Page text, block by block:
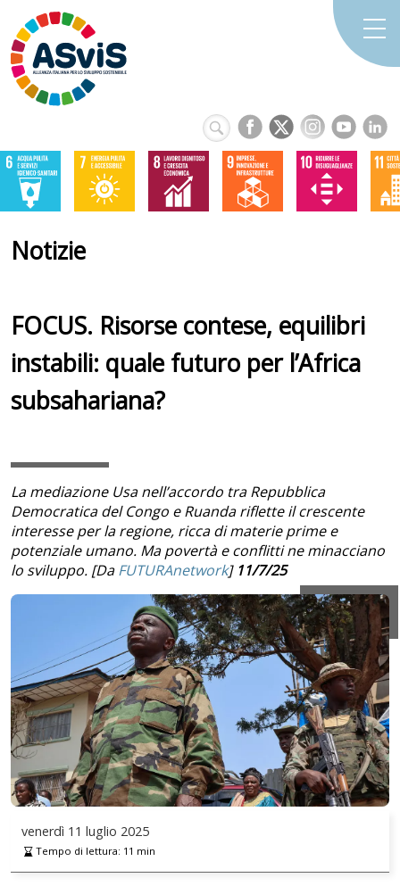
Notizie
FOCUS. Risorse contese, equilibri
instabili: quale futuro per l’Africa
subsahariana?
La mediazione Usa nell’accordo tra Repubblica
Democratica del Congo e Ruanda riflette il crescente
interesse per la regione, ricca di materie prime e
potenziale umano. Ma povertà e conflitti ne minacciano
lo sviluppo. [DaFUTURAnetwork] 11/7/25
venerdì 11 luglio 2025
Tempo di lettura: 11 min